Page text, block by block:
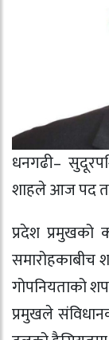
धनगढी–
शाहले आज पद
प्रदेश प्रमुखको
समारोहकाबीच
गोपनियताको
प्रमुखले